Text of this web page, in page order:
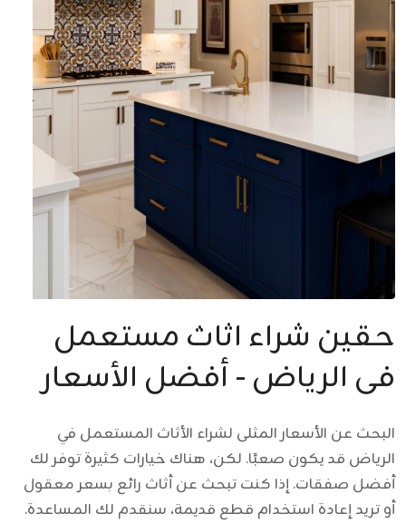
حقين شراء اثاث مستعمل
فى الرياض - أفضل الأسعار
البحث عن الأسعار المثلى لشراء الأثاث المستعمل في
الرياض قد يكون صعبًا. لكن، هناك خيارات كثيرة توفر لك
أفضل صفقات. إذا كنت تبحث عن أثاث رائع بسعر معقول
أو تريد إعادة استخدام قطع قديمة، سنقدم لك المساعدة.